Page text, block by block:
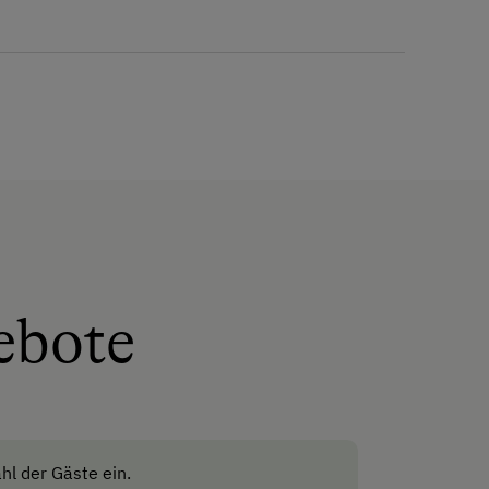
und in der Umgebung
Radwege
der Gäste ein.